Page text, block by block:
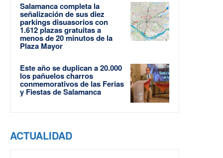
Salamanca completa la
señalización de sus diez
parkings disuasorios con
1.612 plazas gratuitas a
menos de 20 minutos de la
Plaza Mayor
Este año se duplican a 20.000
los pañuelos charros
conmemorativos de las Ferias
y Fiestas de Salamanca
ACTUALIDAD